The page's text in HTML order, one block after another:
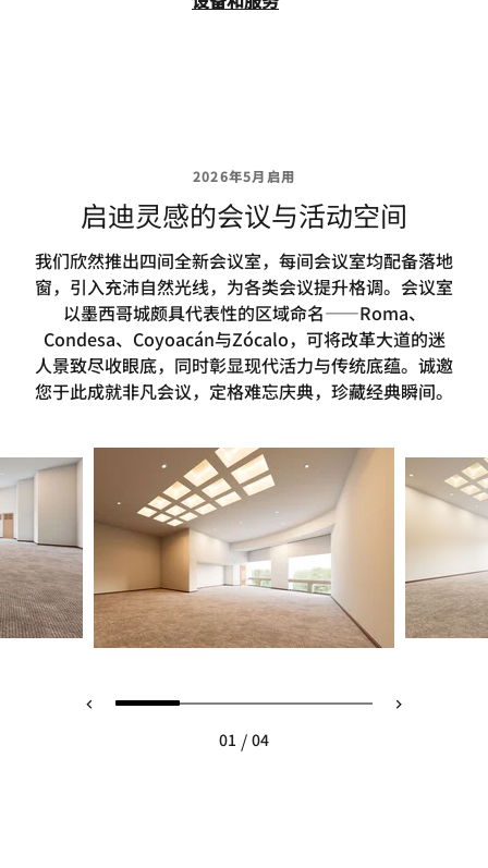
2026年5月启用
启迪灵感的会议与活动空间
我们欣然推出四间全新会议室，每间会议室均配备落地
窗，引入充沛自然光线，为各类会议提升格调。会议室
以墨西哥城颇具代表性的区域命名——Roma、
Condesa、Coyoacán与Zócalo，可将改革大道的迷
人景致尽收眼底，同时彰显现代活力与传统底蕴。诚邀
您于此成就非凡会议，定格难忘庆典，珍藏经典瞬间。
01 / 04